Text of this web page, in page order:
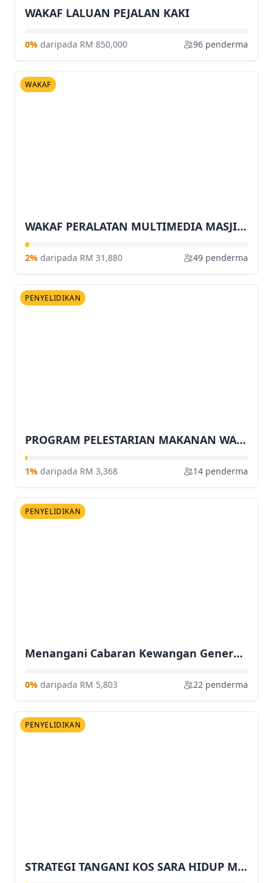
WAKAF LALUAN PEJALAN KAKI
0% daripada RM 850,000 96 penderma
WAKAF
WAKAF PERALATAN MULTIMEDIA MASJID UniSZA
2% daripada RM 31,880 49 penderma
PENYELIDIKAN
PROGRAM PELESTARIAN MAKANAN WARISAN HAMPIR PUPUS
1% daripada RM 3,368 14 penderma
PENYELIDIKAN
Menangani Cabaran Kewangan Generasi Z: Program Inisiatif Kesejahteraan Kewangan di Komuniti Kuala Nerus
0% daripada RM 5,803 22 penderma
PENYELIDIKAN
STRATEGI TANGANI KOS SARA HIDUP MAHASISWA DAN IMPLIKASI TERHADAP EKONOMI KOMUNITI: KAJIAN KES DI TERENGGANU